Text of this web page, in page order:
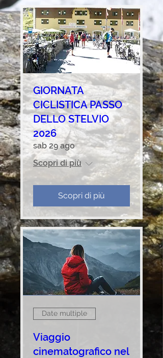
GIORNATA
CICLISTICA PASSO
DELLO STELVIO
2026
sab 29 ago
Scopri di più
Scopri di più
Date multiple
Viaggio
cinematografico nel